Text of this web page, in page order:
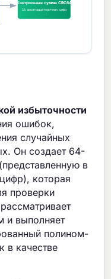
Контрольная сумма CRC64
16 шестнадцатеричных цифр
избыточности
ошибок,
случайных
Он создает 64-
в
которая
проверки
и выполняет
полином-
в качестве